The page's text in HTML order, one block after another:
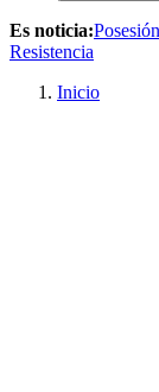
Es noticia:
Resistencia
Inicio